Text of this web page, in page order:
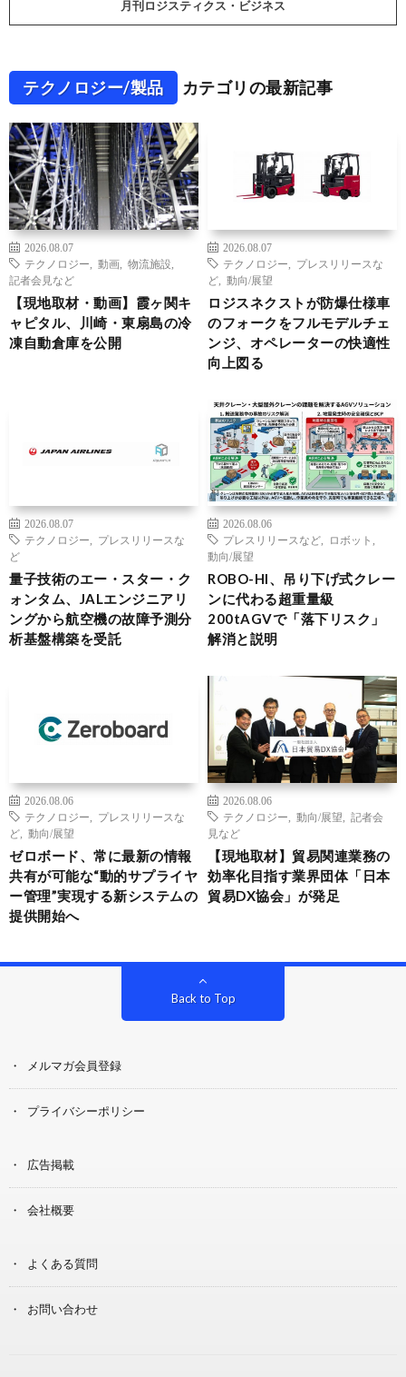
月刊ロジスティクス・ビジネス
テクノロジー/製品 カテゴリの最新記事
2026.08.07
テクノロジー
動画 物流施設
記者会見など
【現地取材・動画】霞ヶ関キ
ャピタル、川崎・東扇島の冷
凍自動倉庫を公開
2026.08.07
テクノロジー
プレスリリースな
ど
動向/展望
ロジスネクストが防爆仕様車
のフォークをフルモデルチェ
ンジ、オペレーターの快適性
向上図る
2026.08.07
テクノロジー
プレスリリースな
ど
量子技術のエー・スター・ク
ォンタム、JALエンジニアリ
ングから航空機の故障予測分
析基盤構築を受託
2026.08.06
プレスリリースなど
ロボット
動向/展望
ROBO-HI、吊り下げ式クレー
ンに代わる超重量級
200tAGVで「落下リスク」
解消と説明
2026.08.06
テクノロジー
プレスリリースな
ど
動向/展望
ゼロボード、常に最新の情報
共有が可能な“動的サプライヤ
ー管理”実現する新システムの
提供開始へ
2026.08.06
テクノロジー
動向/展望
記者会
見など
【現地取材】貿易関連業務の
効率化目指す業界団体「日本
貿易DX協会」が発足
Back to Top
メルマガ会員登録
プライバシーポリシー
広告掲載
会社概要
よくある質問
お問い合わせ